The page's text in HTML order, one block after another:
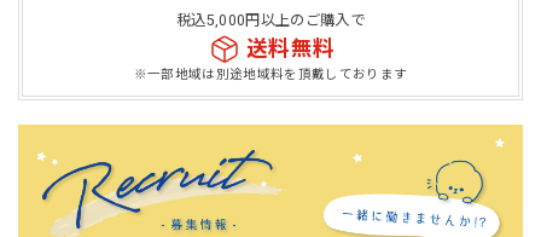
税込5,000円以上のご購入で
送料無料
※一部地域は別途地域料を頂戴しております